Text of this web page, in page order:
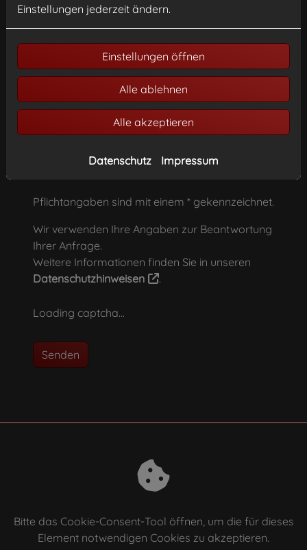
Pflichtangaben sind mit einem * gekennzeichnet.
Wir verwenden Ihre Angaben zur Beantwortung
Ihrer Anfrage.
Weitere Informationen finden Sie in unseren
Datenschutzhinweisen
.
Loading captcha...
Senden
Bitte das Cookie-Consent-Tool öffnen, um die für dieses
Element notwendigen Cookies zu akzeptieren.
Einstellungen jederzeit ändern.
Einstellungen öffnen
Alle ablehnen
Alle akzeptieren
Datenschutz Impressum